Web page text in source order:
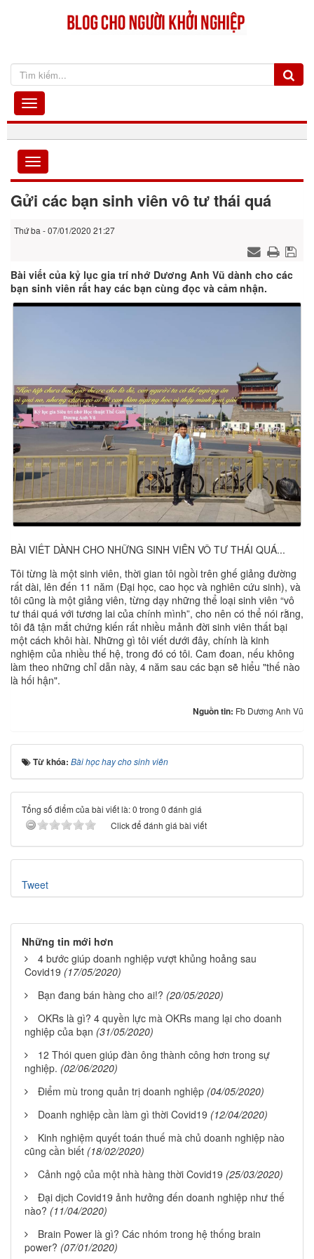
Gửi các bạn sinh viên vô tư thái quá
Thứ ba - 07/01/2020 21:27
Bài viết của kỷ lục gia trí nhớ Dương Anh Vũ dành cho các
bạn sinh viên rất hay các bạn cùng đọc và cảm nhận.
BÀI VIẾT DÀNH CHO NHỮNG SINH VIÊN VÔ TƯ THÁI QUÁ...
Tôi từng là một sinh viên, thời gian tôi ngồi trên ghế giảng đường
rất dài, lên đến 11 năm (Đại học, cao học và nghiên cứu sinh), và
tôi cũng là một giảng viên, từng dạy những thể loại sinh viên “vô
tư thái quá với tương lai của chính mình”, cho nên có thể nói rằng,
tôi đã tận mắt chứng kiến rất nhiều mảnh đời sinh viên thất bại
một cách khôi hài. Những gì tôi viết dưới đây, chính là kinh
nghiệm của nhiều thế hệ, trong đó có tôi. Cam đoan, nếu không
làm theo những chỉ dẫn này, 4 năm sau các bạn sẽ hiểu "thế nào
là hối hận".
Nguồn tin: Fb Dương Anh Vũ
Từ khóa: Bài học hay cho sinh viên
Tổng số điểm của bài viết là: 0 trong 0 đánh giá
Click để đánh giá bài viết
Tweet
Những tin mới hơn
4 bước giúp doanh nghiệp vượt khủng hoảng sau
Covid19 (17/05/2020)
Bạn đang bán hàng cho ai!? (20/05/2020)
OKRs là gì? 4 quyền lực mà OKRs mang lại cho doanh
nghiệp của bạn (31/05/2020)
12 Thói quen giúp đàn ông thành công hơn trong sự
nghiệp. (02/06/2020)
Điểm mù trong quản trị doanh nghiệp (04/05/2020)
Doanh nghiệp cần làm gì thời Covid19 (12/04/2020)
Kinh nghiệm quyết toán thuế mà chủ doanh nghiệp nào
cũng cần biết (18/02/2020)
Cảnh ngộ của một nhà hàng thời Covid19 (25/03/2020)
Đại dịch Covid19 ảnh hưởng đến doanh nghiệp như thế
nào? (11/04/2020)
Brain Power là gì? Các nhóm trong hệ thống brain
power? (07/01/2020)